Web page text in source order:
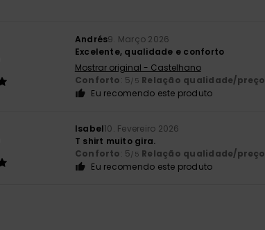
Andrés9. Março 2026
Excelente, qualidade e conforto
Mostrar original - Castelhano
Conforto: 5/5 Relação qualidade/preço
Eu recomendo este produto
Isabel10. Fevereiro 2026
T shirt muito gira.
Conforto: 5/5 Relação qualidade/preço
Eu recomendo este produto